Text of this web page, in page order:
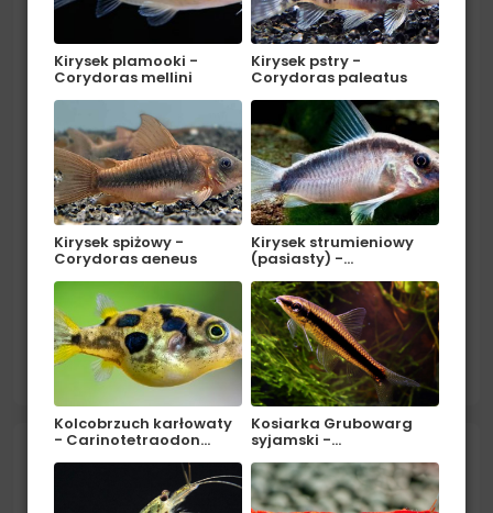
Tęczanka czerwona - Glossolepis
incisus
Pochodzenie: Nowa Gwinea (jezioro Sentai i okolice w
prowincji Irian Jaya). Środowisko: Jest to gatunek
endemiczny - zamieszkuje tylko jezioro Sentani...
czytaj więcej
Błyszczyk parański - Moenkhausia
sanctaefilomenae
Kirysek plamooki -
Corydoras mellini
Kirysek pstry -
Corydoras paleatus
Kirysek spiżowy -
Corydoras aeneus
Kirysek strumieniowy
(pasiasty) -…
Kolcobrzuch karłowaty
- Carinotetraodon…
Kosiarka Grubowarg
syjamski -…